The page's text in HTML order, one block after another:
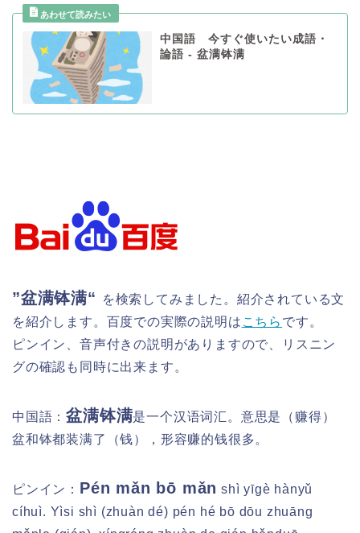
中国語 今すぐ使いたい成語・
論語 - 盆满钵满
”盆满钵满“
を検索してみました。紹介されている文
を紹介します。百度での実際の説明は こちら です。
ピンイン、音声付きの説明がありますので、リスニン
グの確認も同時に出来ます。
中国語：盆满钵满是一个汉语词汇。意思是（赚得）
盆和钵都装满了（钱），形容赚的钱很多。
ピンイン： Pén mǎn bō mǎn shì yīgè hànyǔ
cíhuì. Yìsi shì (zhuàn dé) pén hé bō dōu zhuāng